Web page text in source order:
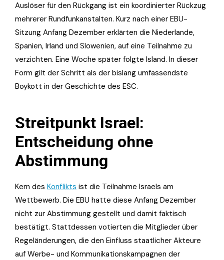
Auslöser für den Rückgang ist ein koordinierter Rückzug
mehrerer Rundfunkanstalten. Kurz nach einer EBU-
Sitzung Anfang Dezember erklärten die Niederlande,
Spanien, Irland und Slowenien, auf eine Teilnahme zu
verzichten. Eine Woche später folgte Island. In dieser
Form gilt der Schritt als der bislang umfassendste
Boykott in der Geschichte des ESC.
Streitpunkt Israel:
Entscheidung ohne
Abstimmung
Kern des Konflikts ist die Teilnahme Israels am
Wettbewerb. Die EBU hatte diese Anfang Dezember
nicht zur Abstimmung gestellt und damit faktisch
bestätigt. Stattdessen votierten die Mitglieder über
Regeländerungen, die den Einfluss staatlicher Akteure
auf Werbe- und Kommunikationskampagnen der